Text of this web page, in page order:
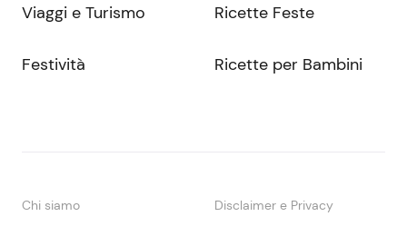
Viaggi e Turismo
Festività
Ricette Feste
Ricette per Bambini
Chi siamo Disclaimer e Privacy